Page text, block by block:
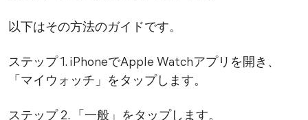
以下はその方法のガイドです。
ステップ 1. iPhoneでApple Watchアプリを開き、
「マイウォッチ」をタップします。
ステップ 2. 「一般」をタップします。